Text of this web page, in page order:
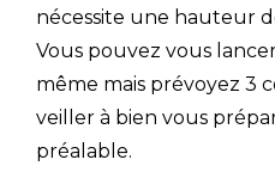
nécessite une hauteur
Vous pouvez vous
même mais prévoyez 3
veiller à bien vous
préalable.